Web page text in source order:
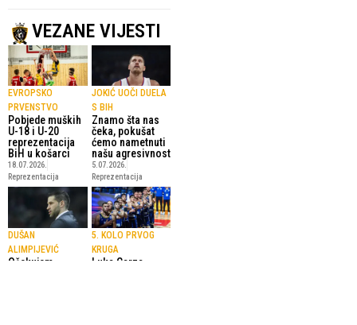
VEZANE VIJESTI
EVROPSKO
PRVENSTVO
Pobjede muških
U-18 i U-20
reprezentacija
BiH u košarci
18.07.2026.
Reprezentacija
JOKIĆ UOČI DUELA
S BIH
Znamo šta nas
čeka, pokušat
ćemo nametnuti
našu agresivnost
5.07.2026.
Reprezentacija
DUŠAN
ALIMPIJEVIĆ
Očekujem
5. KOLO PRVOG
KRUGA
Luka Garza